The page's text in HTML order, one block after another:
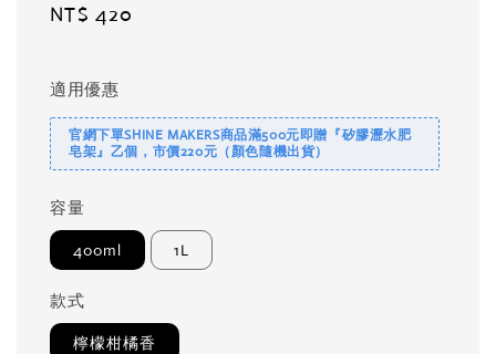
Regular
NT$ 420
適用優惠
官網下單SHINE MAKERS商品滿500元即贈『矽膠瀝水肥
皂架』乙個，市價220元（顏色隨機出貨）
容量
400ml 1L
款式
檸檬柑橘香